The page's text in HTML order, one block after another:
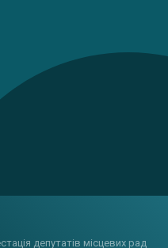
депутатів місцевих рад